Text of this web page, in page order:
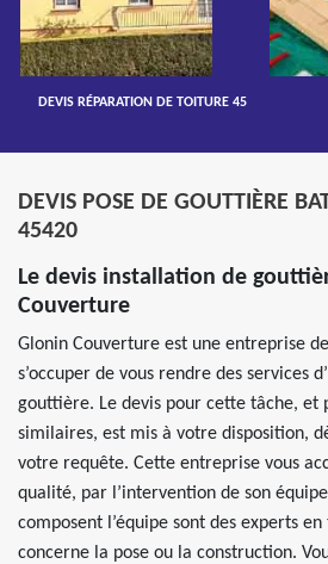
DEVIS RÉPARATION DE TOITURE 45
DEVIS POSE DE GOUTTIÈRE
45420
Le devis installation de
Couverture
Glonin Couverture est une entreprise
s’occuper de vous rendre des services
gouttière. Le devis pour cette tâche, et
similaires, est mis à votre disposition,
votre requête. Cette entreprise vous
qualité, par l’intervention de son
composent l’équipe sont des experts
concerne la pose ou la construction.